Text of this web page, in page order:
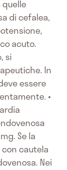
di cefalea,
acuto.
si
In
essere
•
Se la
cautela
Nei